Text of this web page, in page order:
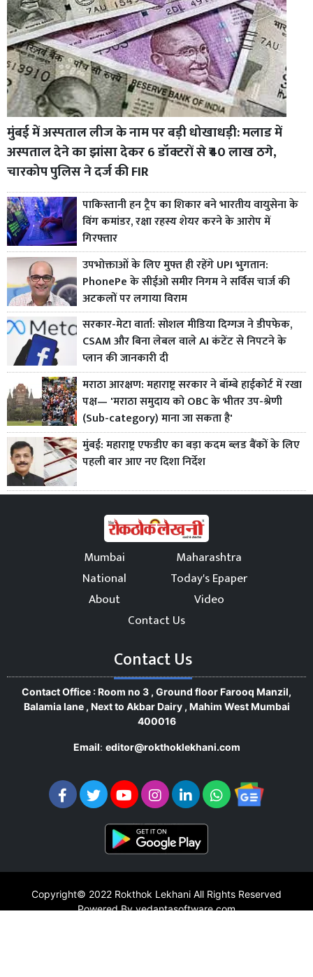
मुंबई में अस्पताल लीज के नाम पर बड़ी धोखाधड़ी: मलाड में
अस्पताल देने का झांसा देकर 6 डॉक्टरों से ₹40 लाख ठगे,
चारकोप पुलिस ने दर्ज की FIR
पाकिस्तानी हन ट्रैप का शिकार बने भारतीय वायुसेना के
विंग कमांडर, रक्षा रहस्य शेयर करने के आरोप में
गिरफ्तार
उपभोक्ताओं के लिए मुफ्त ही रहेंगे UPI भुगतान:
PhonePe के सीईओ समीर निगम ने सर्विस चार्ज की
अटकलों पर लगाया विराम
सरकार-मेटा वार्ता: सोशल मीडिया दिग्गज ने डीपफेक,
CSAM और बिना लेबल वाले AI कंटेंट से निपटने के
प्लान की जानकारी दी
मराठा आरक्षण: महाराष्ट्र सरकार ने बॉम्बे हाईकोर्ट में रखा
पक्ष— 'मराठा समुदाय को OBC के भीतर उप-श्रेणी
(Sub-category) माना जा सकता है'
मुंबई: महाराष्ट्र एफडीए का बड़ा कदम ब्लड बैंकों के लिए
पहली बार आए नए दिशा निर्देश
Mumbai
Maharashtra
National
Today's Epaper
About
Video
Contact Us
Contact Us
Contact Office : Room no 3 , Ground floor Farooq Manzil,
Balamia lane , Next to Akbar Dairy , Mahim West Mumbai
400016
Email: editor@rokthoklekhani.com
Copyright© 2022 Rokthok Lekhani All Rights Reserved
Powered By vedantasoftware.com